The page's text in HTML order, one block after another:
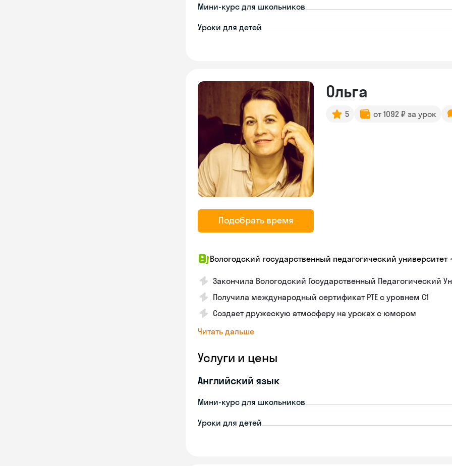
Мини-курс для школьников
Уроки для детей
Подобрать время
Ольга
5 от 1092 ₽ за урок
Вологодский государственный педагогический университет
Закончила Вологодский Государственный Педагогический
Получила международный сертификат PTE с уровнем C1
Создает дружескую атмосферу на уроках с юмором
Читать дальше
Услуги и цены
Английский язык
Мини-курс для школьников
Уроки для детей